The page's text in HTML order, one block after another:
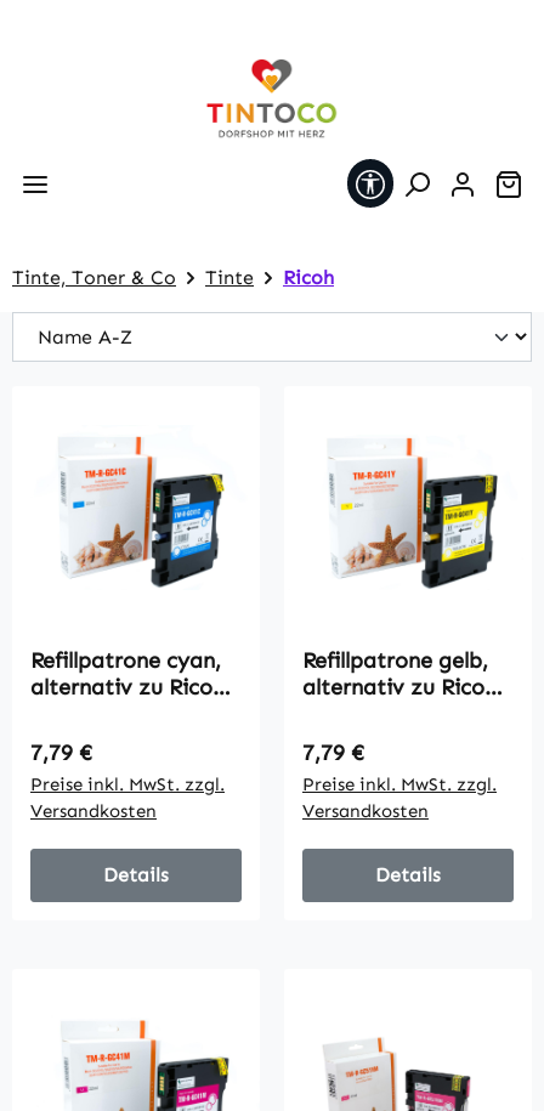
Werkzeugleiste
Tinte, Toner & Co Tinte Ricoh
Refillpatrone cyan,
alternativ zu Ricoh
Regulärer Preis:
7,79 €
Preise inkl. MwSt. zzgl.
Versandkosten
Details
Refillpatrone gelb,
alternativ zu Ricoh
Regulärer Preis:
7,79 €
Preise inkl. MwSt. zzgl.
Versandkosten
Details